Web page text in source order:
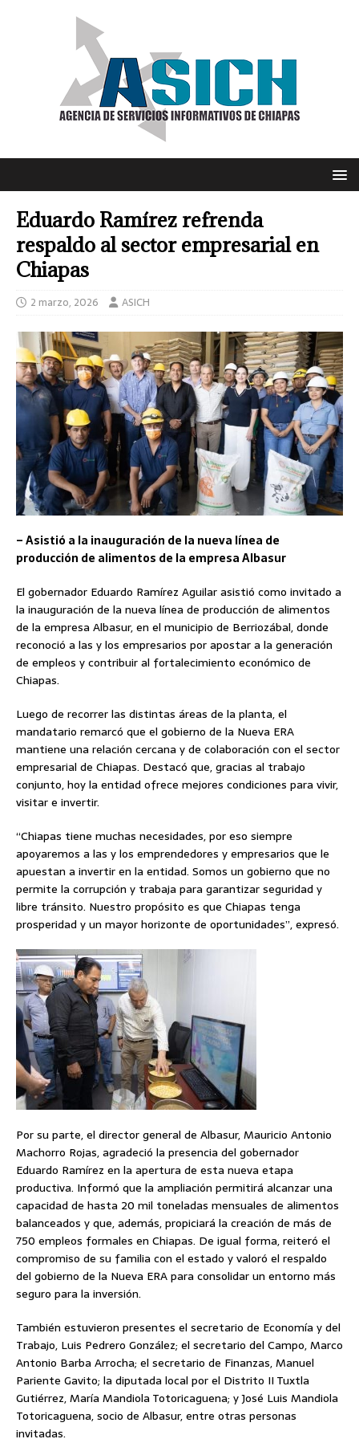
Eduardo Ramírez refrenda
respaldo al sector empresarial en
Chiapas
2 marzo, 2026 ASICH
– Asistió a la inauguración de la nueva línea de
producción de alimentos de la empresa Albasur
El gobernador Eduardo Ramírez Aguilar asistió como invitado a
la inauguración de la nueva línea de producción de alimentos
de la empresa Albasur, en el municipio de Berriozábal, donde
reconoció a las y los empresarios por apostar a la generación
de empleos y contribuir al fortalecimiento económico de
Chiapas.
Luego de recorrer las distintas áreas de la planta, el
mandatario remarcó que el gobierno de la Nueva ERA
mantiene una relación cercana y de colaboración con el sector
empresarial de Chiapas. Destacó que, gracias al trabajo
conjunto, hoy la entidad ofrece mejores condiciones para vivir,
visitar e invertir.
“Chiapas tiene muchas necesidades, por eso siempre
apoyaremos a las y los emprendedores y empresarios que le
apuestan a invertir en la entidad. Somos un gobierno que no
permite la corrupción y trabaja para garantizar seguridad y
libre tránsito. Nuestro propósito es que Chiapas tenga
prosperidad y un mayor horizonte de oportunidades”, expresó.
Por su parte, el director general de Albasur, Mauricio Antonio
Machorro Rojas, agradeció la presencia del gobernador
Eduardo Ramírez en la apertura de esta nueva etapa
productiva. Informó que la ampliación permitirá alcanzar una
capacidad de hasta 20 mil toneladas mensuales de alimentos
balanceados y que, además, propiciará la creación de más de
750 empleos formales en Chiapas. De igual forma, reiteró el
compromiso de su familia con el estado y valoró el respaldo
del gobierno de la Nueva ERA para consolidar un entorno más
seguro para la inversión.
También estuvieron presentes el secretario de Economía y del
Trabajo, Luis Pedrero González; el secretario del Campo, Marco
Antonio Barba Arrocha; el secretario de Finanzas, Manuel
Pariente Gavito; la diputada local por el Distrito II Tuxtla
Gutiérrez, María Mandiola Totoricaguena; y José Luis Mandiola
Totoricaguena, socio de Albasur, entre otras personas
invitadas.